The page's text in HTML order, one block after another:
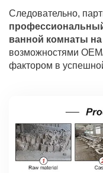
Следовательно,
ванной комнаты на
возможностями
фактором в